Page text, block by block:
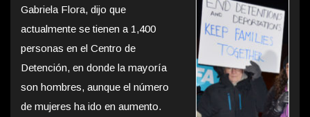
Gabriela Flora, dijo que
actualmente se tienen a 1,400
personas en el Centro de
Detención, en donde la mayoría
son hombres, aunque el número
de mujeres ha ido en aumento.